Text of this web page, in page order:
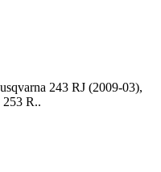
243 RJ (2009-03),
253 R..